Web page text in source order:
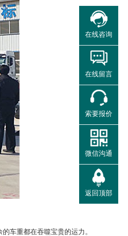
车重都在吞噬宝贵的运力。
在线咨询
在线留言
索要报价
微信沟通
返回顶部